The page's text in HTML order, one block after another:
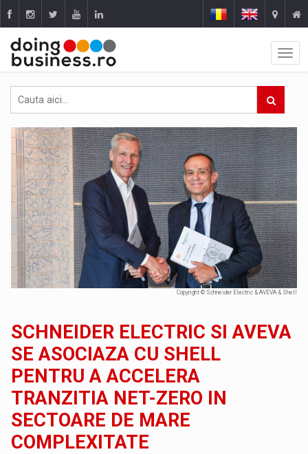
Copyright © Schneider Electric & AVEVA & Shell
SCHNEIDER ELECTRIC SI AVEVA
SE ASOCIAZA CU SHELL
PENTRU A ACCELERA
TRANZITIA NET-ZERO IN
SECTOARE DE MARE
COMPLEXITATE